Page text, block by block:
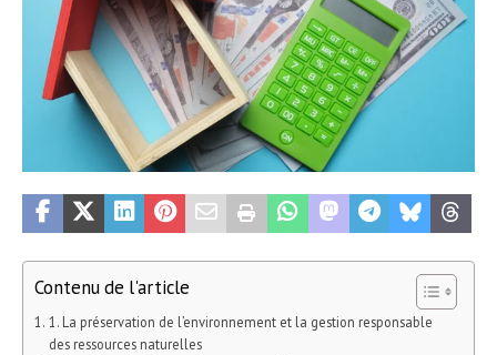
Contenu de l'article
1. La préservation de l’environnement et la gestion responsable
des ressources naturelles